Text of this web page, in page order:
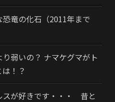
竜の化石（2011年まで
弱いの？ ナマケグマがト
！？
スが好きです・・・ 昔と